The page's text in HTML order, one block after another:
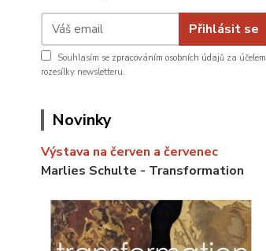
Přihlásit se
Souhlasím se zpracováním osobních údajů za účelem
rozesílky newsletteru.
Novinky
Výstava na červen a červenec
Marlies Schulte - Transformation